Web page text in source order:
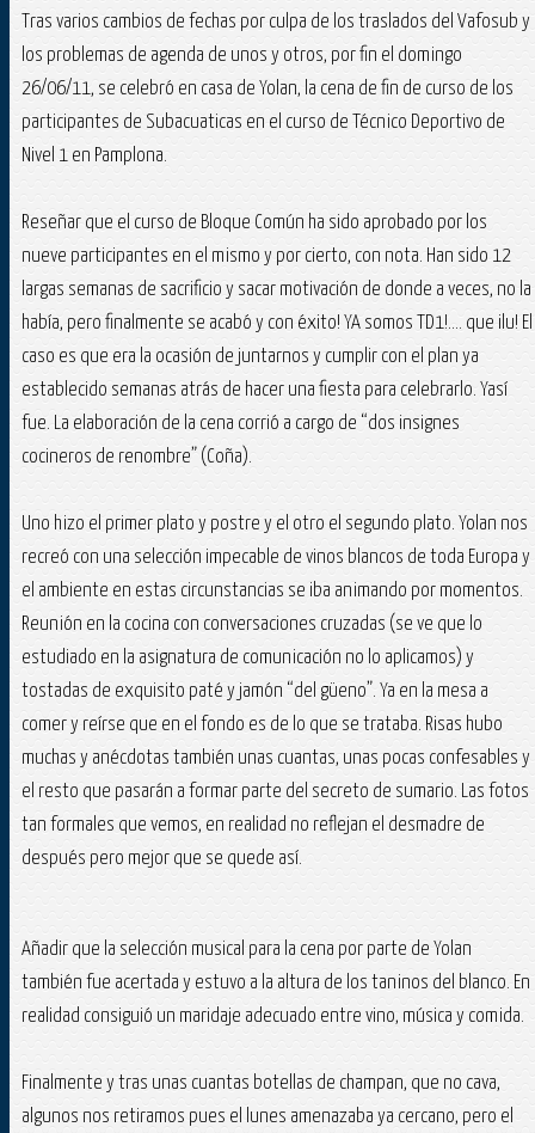
Tras varios cambios de fechas por culpa de los traslados del Vafosub y
los problemas de agenda de unos y otros, por fin el domingo
26/06/11, se celebró en casa de Yolan, la cena de fin de curso de los
participantes de Subacuaticas en el curso de Técnico Deportivo de
Nivel 1 en Pamplona.
Reseñar que el curso de Bloque Común ha sido aprobado por los
nueve participantes en el mismo y por cierto, con nota. Han sido 12
largas semanas de sacrificio y sacar motivación de donde a veces, no la
había, pero finalmente se acabó y con éxito! YA somos TD1!.... que ilu! El
caso es que era la ocasión de juntarnos y cumplir con el plan ya
establecido semanas atrás de hacer una fiesta para celebrarlo. Yasí
fue. La elaboración de la cena corrió a cargo de “dos insignes
cocineros de renombre” (Coña).
Uno hizo el primer plato y postre y el otro el segundo plato. Yolan nos
recreó con una selección impecable de vinos blancos de toda Europa y
el ambiente en estas circunstancias se iba animando por momentos.
Reunión en la cocina con conversaciones cruzadas (se ve que lo
estudiado en la asignatura de comunicación no lo aplicamos) y
tostadas de exquisito paté y jamón “del güeno”. Ya en la mesa a
comer y reírse que en el fondo es de lo que se trataba. Risas hubo
muchas y anécdotas también unas cuantas, unas pocas confesables y
el resto que pasarán a formar parte del secreto de sumario. Las fotos
tan formales que vemos, en realidad no reflejan el desmadre de
después pero mejor que se quede así.
Añadir que la selección musical para la cena por parte de Yolan
también fue acertada y estuvo a la altura de los taninos del blanco. En
realidad consiguió un maridaje adecuado entre vino, música y comida.
Finalmente y tras unas cuantas botellas de champan, que no cava,
algunos nos retiramos pues el lunes amenazaba ya cercano, pero el